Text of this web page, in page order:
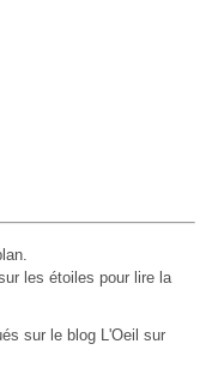
les étoiles pour lire la
sur le blog L'Oeil sur